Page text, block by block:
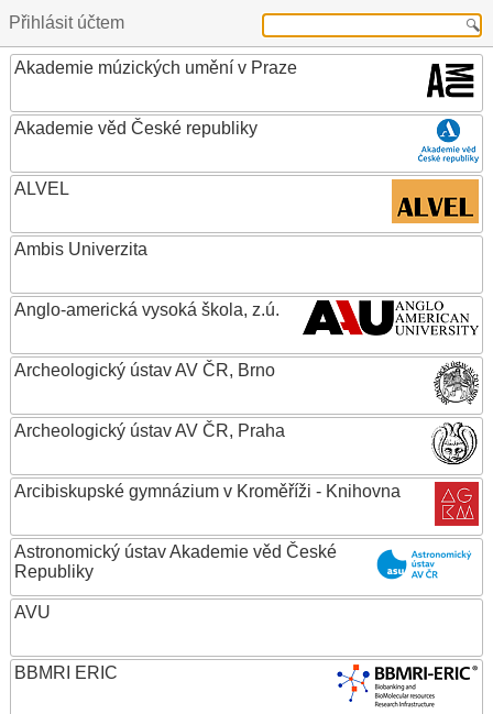
Přihlásit účtem
Akademie múzických umění v Praze
Akademie věd České republiky
ALVEL
Ambis Univerzita
Anglo-americká vysoká škola, z.ú.
Archeologický ústav AV ČR, Brno
Archeologický ústav AV ČR, Praha
Arcibiskupské gymnázium v Kroměříži - Knihovna
Astronomický ústav Akademie věd České
Republiky
AVU
BBMRI ERIC